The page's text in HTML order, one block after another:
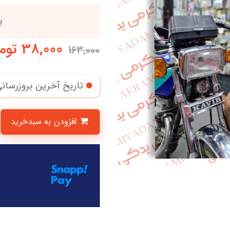
راضی بودن
163,000
38,000
تاریخ آخرین